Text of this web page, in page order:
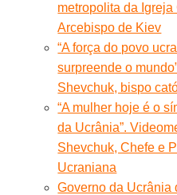
metropolita da
Arcebispo de Kiev
“A força do povo
surpreende o
Shevchuk, bispo
“A mulher hoje é o
da Ucrânia”.
Shevchuk, Chefe e
Ucraniana
Governo da Ucrânia